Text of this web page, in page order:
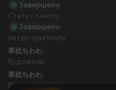
Завершено
Статус тайтлу
Завершено
Автор оригіналу
草枕ちわわ
Художник
草枕ちわわ
Рік випуску